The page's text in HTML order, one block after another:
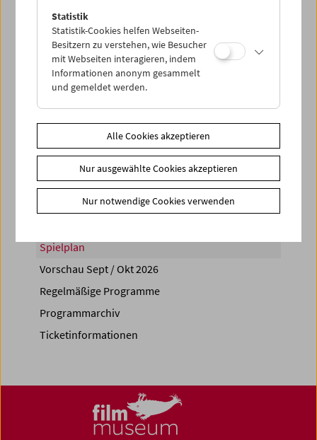
PROGRAMM ÜBERBLICK
Share on
Spielplan
Vorschau Sept / Okt 2026
Regelmäßige Programme
Programmarchiv
Ticketinformationen
Statistik
Statistik-Cookies helfen Webseiten-
Besitzern zu verstehen, wie Besucher
mit Webseiten interagieren, indem
Informationen anonym gesammelt
und gemeldet werden.
Alle Cookies akzeptieren
Nur ausgewählte Cookies akzeptieren
Nur notwendige Cookies verwenden